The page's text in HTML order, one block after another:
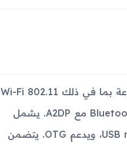
يحتوي جهاز Samsung Galaxy Tab 3 10.1 P5220 على خيارات اتصال متنوعة بما في ذلك Wi-Fi 802.11
a/b/g/n، ونطاق مزدوج، وتقنية Wi-Fi Direct، ونقطة اتصال. يدعم Bluetooth 4.0 مع A2DP. يشمل
أنظمة تحديد المواقع (GPS وGLONASS) ومخرج USB microUSB 2.0 (MHL 1.2)، ويدعم OTG. يتضمن